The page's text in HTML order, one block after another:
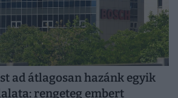
ad átlagosan hazánk egyik
rengeteg embert